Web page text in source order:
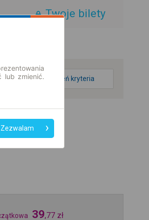
Twoje bilety
zmień kryteria
39,77 zł
lub zmienić.
Zezwalam